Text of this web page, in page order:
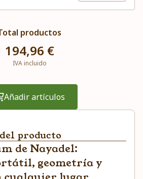
productos
194,96 €
IVA incluido
Añadir artículos
producto
de Nayadel:
geometría y